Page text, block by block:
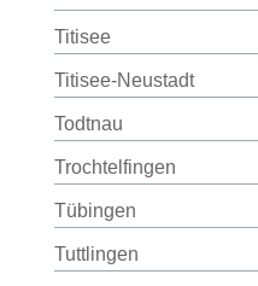
Titisee
Titisee-Neustadt
Todtnau
Trochtelfingen
Tübingen
Tuttlingen